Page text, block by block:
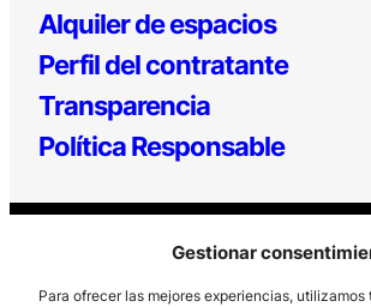
Gestionar
Para ofrecer las mejores experiencias,
Alquiler de espacios
Perfil del contratante
Transparencia
Política Responsable